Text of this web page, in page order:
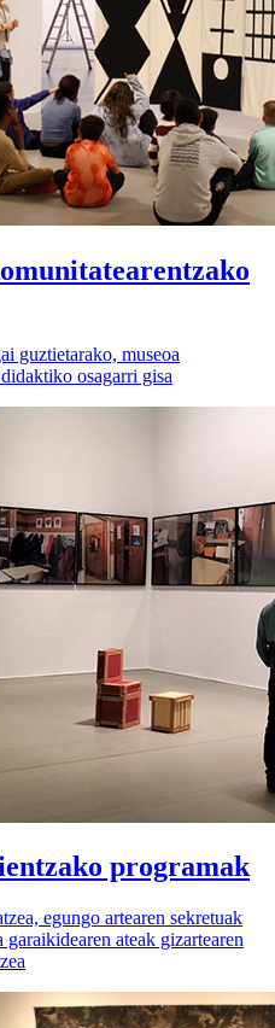
guztietarako, museoa
osagarri gisa
programak
egungo artearen sekretuak
ateak gizartearen